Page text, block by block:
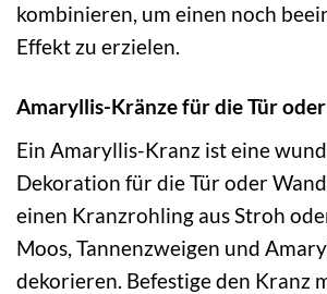
kombinieren, um einen noch
Effekt zu erzielen.
Amaryllis-Kränze für die Tür
Ein Amaryllis-Kranz ist eine
Dekoration für die Tür oder
einen Kranzrohling aus Stroh
Moos, Tannenzweigen und
dekorieren. Befestige den Kranz